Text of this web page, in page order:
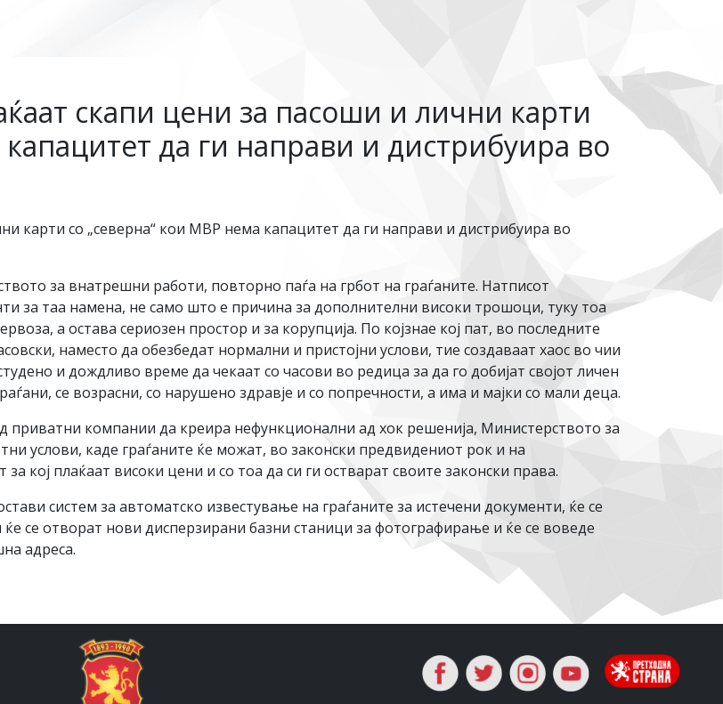
скапи цени за пасоши и лични карти
да ги направи и дистрибуира во
карти со „северна“ кои МВР нема капацитет да ги направи и дистрибуира во
за внатрешни работи, повторно паѓа на грбот на граѓаните. Натписот
за таа намена, не само што е причина за дополнителни високи трошоци, туку тоа
а остава сериозен простор и за корупција. По којзнае кој пат, во последните
наместо да обезбедат нормални и пристојни услови, тие создаваат хаос во чии
и дождливо време да чекаат со часови во редица за да го добијат својот личен
се возрасни, со нарушено здравје и со попречности, а има и мајки со мали деца.
приватни компании да креира нефункционални ад хок решенија, Министерството за
услови, каде граѓаните ќе можат, во законски предвидениот рок и на
кој плаќаат високи цени и со тоа да си ги остварат своите законски права.
систем за автоматско известување на граѓаните за истечени документи, ќе се
се отворат нови дисперзирани базни станици за фотографирање и ќе се воведе
адреса.